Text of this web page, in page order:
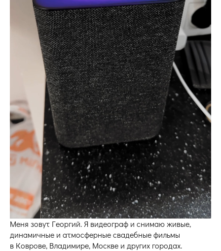
Меня зовут Георгий. Я видеограф и снимаю живые,
динамичные и атмосферные свадебные фильмы
в Коврове, Владимире, Москве и других городах.